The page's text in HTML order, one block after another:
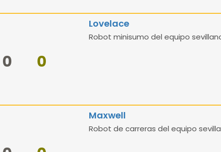
0 0
Lovelace
Robot minisumo del equipo
Maxwell
Robot de carreras del equipo